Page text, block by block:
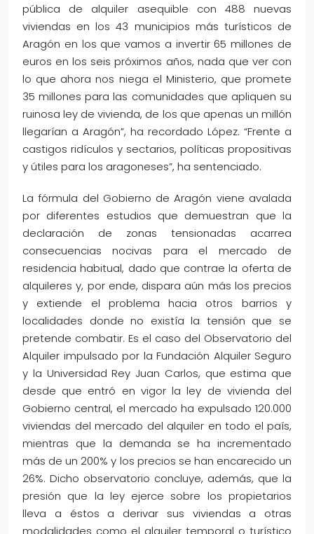
pública de alquiler asequible con 488 nuevas
viviendas en los 43 municipios más turísticos de
Aragón en los que vamos a invertir 65 millones de
euros en los seis próximos años, nada que ver con
lo que ahora nos niega el Ministerio, que promete
35 millones para las comunidades que apliquen su
ruinosa ley de vivienda, de los que apenas un millón
llegarían a Aragón”, ha recordado López. “Frente a
castigos ridículos y sectarios, políticas propositivas
y útiles para los aragoneses”, ha sentenciado.
La fórmula del Gobierno de Aragón viene avalada
por diferentes estudios que demuestran que la
declaración de zonas tensionadas acarrea
consecuencias nocivas para el mercado de
residencia habitual, dado que contrae la oferta de
alquileres y, por ende, dispara aún más los precios
y extiende el problema hacia otros barrios y
localidades donde no existía la tensión que se
pretende combatir. Es el caso del Observatorio del
Alquiler impulsado por la Fundación Alquiler Seguro
y la Universidad Rey Juan Carlos, que estima que
desde que entró en vigor la ley de vivienda del
Gobierno central, el mercado ha expulsado 120.000
viviendas del mercado del alquiler en todo el país,
mientras que la demanda se ha incrementado
más de un 200% y los precios se han encarecido un
26%. Dicho observatorio concluye, además, que la
presión que la ley ejerce sobre los propietarios
lleva a éstos a derivar sus viviendas a otras
modalidades como el alquiler temporal o turístico